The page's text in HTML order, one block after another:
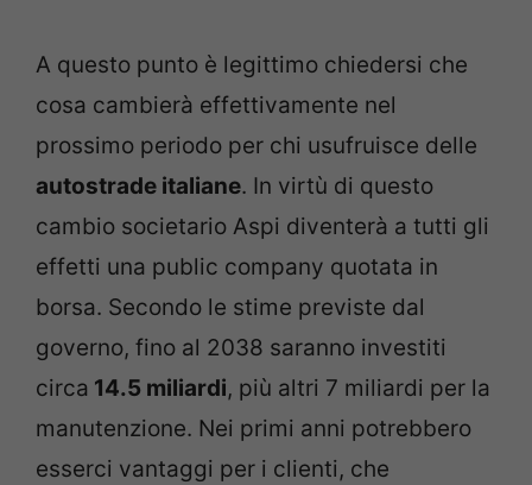
A questo punto è legittimo chiedersi che
cosa cambierà effettivamente nel
prossimo periodo per chi usufruisce delle
autostrade italiane. In virtù di questo
cambio societario Aspi diventerà a tutti gli
effetti una public company quotata in
borsa. Secondo le stime previste dal
governo, fino al 2038 saranno investiti
circa 14.5 miliardi, più altri 7 miliardi per la
manutenzione. Nei primi anni potrebbero
esserci vantaggi per i clienti, che